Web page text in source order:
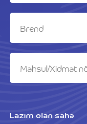
Lazım olan sahə